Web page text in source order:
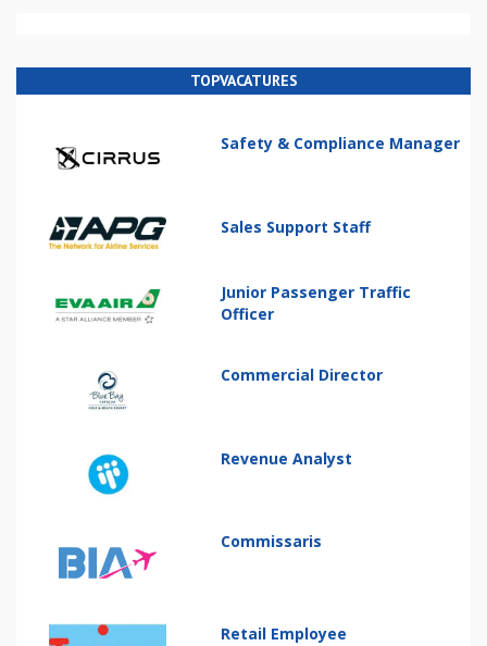
TOPVACATURES
Safety & Compliance Manager
Sales Support Staff
Junior Passenger Traffic
Officer
Commercial Director
Revenue Analyst
Commissaris
Retail Employee